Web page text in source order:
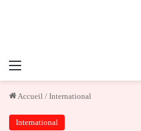
Menu
Accueil / International
International